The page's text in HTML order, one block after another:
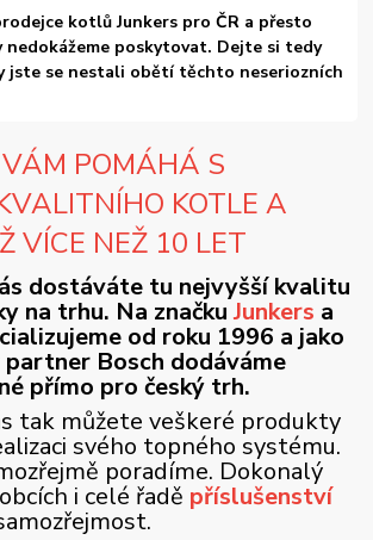
kotlů Junkers pro ČR a přesto
nedokážeme poskytovat. Dejte si tedy
jste se nestali obětí těchto neseriozních
POMÁHÁ S
KOTLE A
VÍCE NEŽ 10 LET
dostáváte tu nejvyšší kvalitu
na trhu. Na značkuJunkers a
od roku 1996 a jako
Bosch dodáváme
přímo pro český trh.
tak můžete veškeré produkty
svého topného systému.
poradíme. Dokonalý
i celé řadě příslušenství